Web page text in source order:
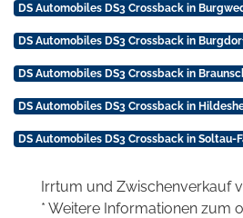
DS Automobiles DS3 Crossback in
DS Automobiles DS3 Crossback in
DS Automobiles DS3 Crossback in
DS Automobiles DS3 Crossback in
DS Automobiles DS3 Crossback in
Irrtum und Zwischenverkauf
* Weitere Informationen zum